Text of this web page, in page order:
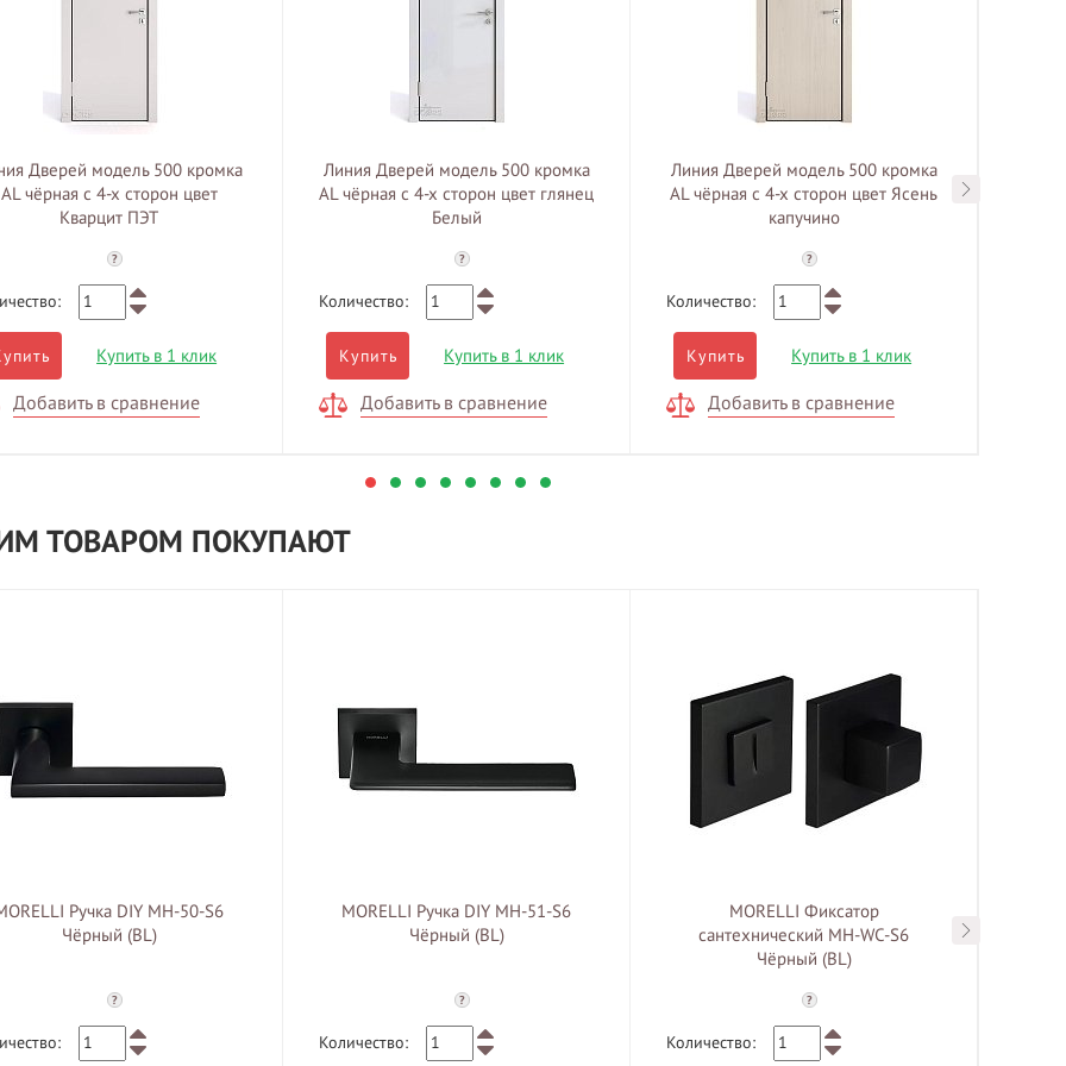
Дверей модель 500 кромка
AL чёрная с 4-х сторон цвет
Кварцит ПЭТ
?
Купить в 1 клик
Добавить в сравнение
Линия Дверей модель 500 кромка
AL чёрная с 4-х сторон цвет глянец
Белый
?
Количество:
Купить Купить в 1 клик
Добавить в сравнение
Линия Дверей модель 500 кромка
AL чёрная с 4-х сторон цвет Ясень
капучино
?
Количество:
Купить Купить в 1 клик
Добавить в сравнение
ТОВАРОМ ПОКУПАЮТ
Ручка DIY MH-50-S6
Чёрный (BL)
?
MORELLI Ручка DIY MH-51-S6
Чёрный (BL)
?
Количество:
MORELLI Фиксатор
сантехнический MH-WC-S6
Чёрный (BL)
?
Количество: